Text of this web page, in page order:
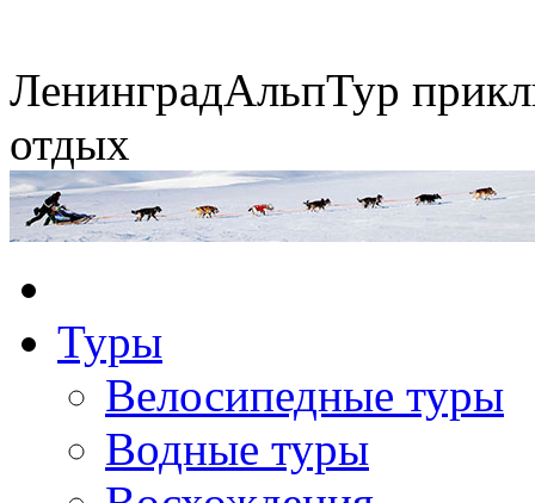
ЛенинградАльпТур
отдых
Туры
Велосипедные туры
Водные туры